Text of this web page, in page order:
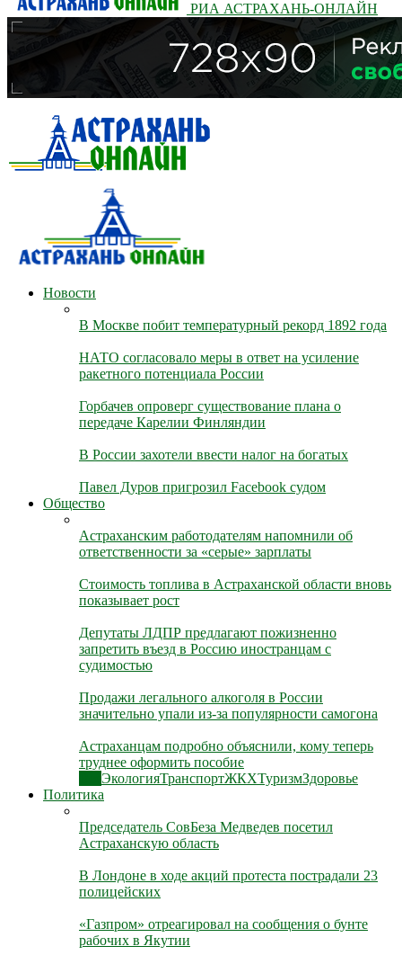
РИА АСТРАХАНЬ-ОНЛАЙН
Новости
В Москве побит температурный рекорд 1892 года
НАТО согласовало меры в ответ на усиление
ракетного потенциала России
Горбачев опроверг существование плана о
передаче Карелии Финляндии
В России захотели ввести налог на богатых
Павел Дуров пригрозил Facebook судом
Общество
Астраханским работодателям напомнили об
ответственности за «серые» зарплаты
Стоимость топлива в Астраханской области вновь
показывает рост
Депутаты ЛДПР предлагают пожизненно
запретить въезд в Россию иностранцам с
судимостью
Продажи легального алкоголя в России
значительно упали из-за популярности самогона
Астраханцам подробно объяснили, кому теперь
труднее оформить пособие
ЭкологияТранспортЖКХТуризмЗдоровье
Политика
Председатель СовБеза Медведев посетил
Астраханскую область
В Лондоне в ходе акций протеста пострадали 23
полицейских
«Газпром» отреагировал на сообщения о бунте
рабочих в Якутии